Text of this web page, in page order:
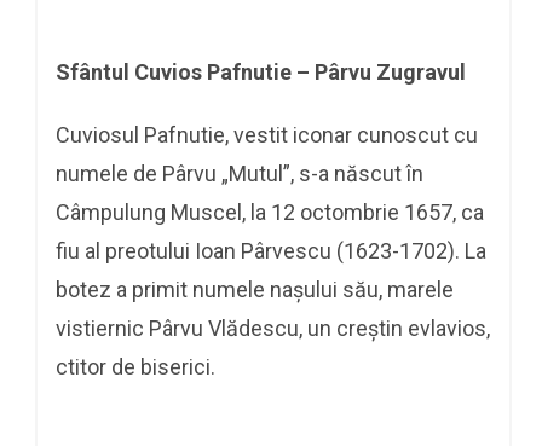
Sfântul Cuvios Pafnutie – Pârvu Zugravul
Cuviosul Pafnutie, vestit iconar cunoscut cu
numele de Pârvu „Mutul”, s-a născut în
Câmpulung Muscel, la 12 octombrie 1657, ca
fiu al preotului Ioan Pârvescu (1623-1702). La
botez a primit numele nașului său, marele
vistiernic Pârvu Vlădescu, un creștin evlavios,
ctitor de biserici.